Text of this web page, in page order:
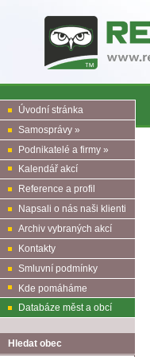
Úvodní stránka
Samosprávy »
Podnikatelé a firmy »
Kalendář akcí
Reference a profil
Napsali o nás naši klienti
Archiv vybraných akcí
Kontakty
Smluvní podmínky
Kde pomáháme
Databáze měst a obcí
Hledat obec